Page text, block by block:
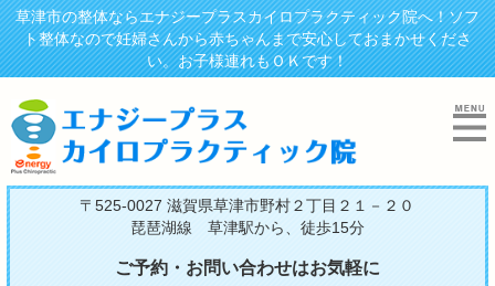
草津市の整体ならエナジープラスカイロプラクティック院へ！ソフ
ト整体なので妊婦さんから赤ちゃんまで安心しておまかせくださ
い。お子様連れもＯＫです！
〒525-0027 滋賀県草津市野村２丁目２１－２０
琵琶湖線 草津駅から、徒歩15分
ご予約・お問い合わせはお気軽に